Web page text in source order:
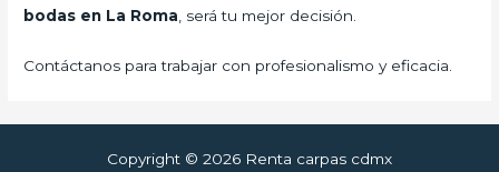
bodas en La Roma , será tu mejor decisión.
Contáctanos para trabajar con profesionalismo y eficacia.
Copyright © 2026 Renta carpas cdmx